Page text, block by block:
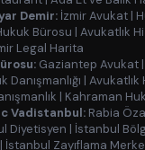
Demir: İzmir Avukat |
Bürosu | Avukatlık
Legal Harita
Gaziantep Avukat |
Danışmanlığı | Avukatlık
| Kahraman
Vadistanbul: Rabia
Diyetisyen | İstanbul
| İstanbul Zayıflama